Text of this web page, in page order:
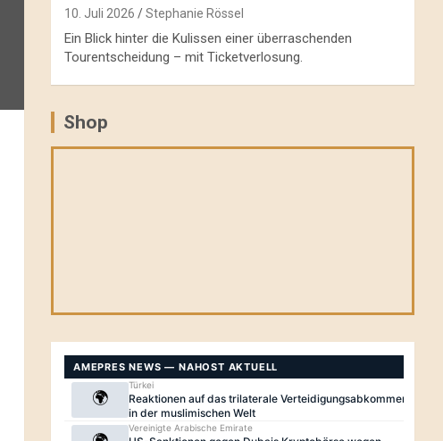
10. Juli 2026 Stephanie Rössel
Ein Blick hinter die Kulissen einer überraschenden
Tourentscheidung – mit Ticketverlosung.
Shop